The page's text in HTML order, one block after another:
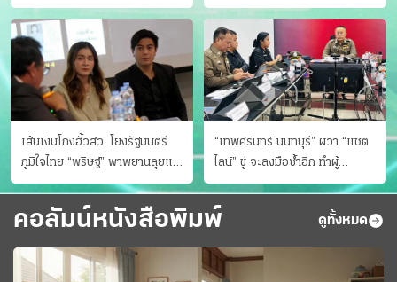
บาดเจ็บ
ไม่ทัน แม่ปิงทะลักล้น
เส้นเงินโกงฮั้วสว. โยงรัฐมนตรี
ภูมิใจไทย “พริษฐ์” พาพยานลุยแฉ
มีโอนให้คนกกต.ด้วย
“เทพศิรินทร์ นนทบุรี” ผวา “แชต
ไลน์” ขู่ จะลงมือซ้ำอีก ทําผู้
ปกครองแตกตื่นแจ้งตำรวจ
คอลัมน์หนังสือพิมพ์ ดูทั้งหมด